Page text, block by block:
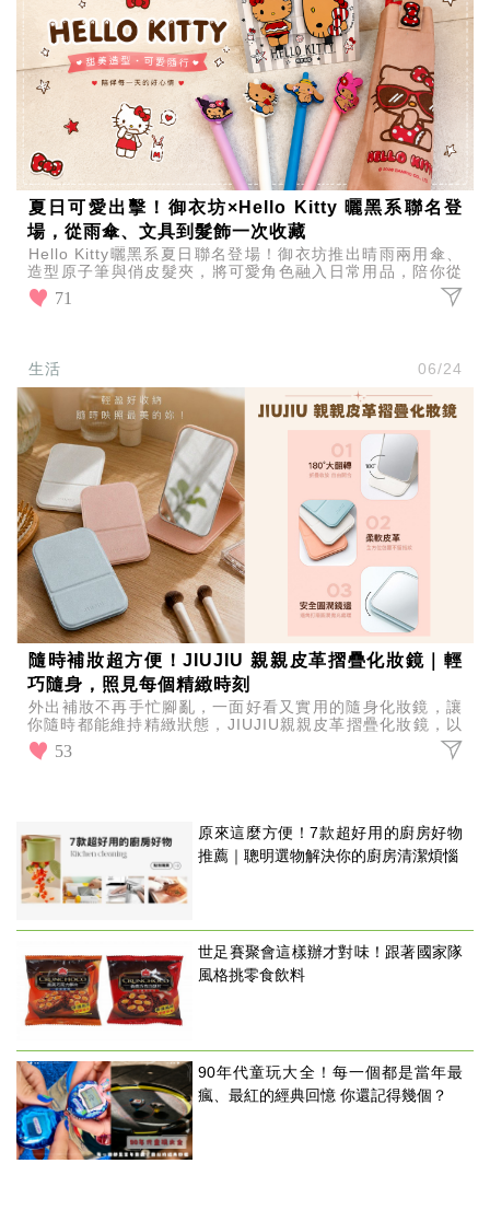
夏日可愛出擊！御衣坊×Hello Kitty 曬黑系聯名登
場，從雨傘、文具到髮飾一次收藏
Hello Kitty曬黑系夏日聯名登場！御衣坊推出晴雨兩用傘、
造型原子筆與俏皮髮夾，將可愛角色融入日常用品，陪你從
外出遮陽、工作學習到造型搭配，打造充滿少女心
71
生活 06/24
隨時補妝超方便！JIUJIU 親親皮革摺疊化妝鏡｜輕
巧隨身，照見每個精緻時刻
外出補妝不再手忙腳亂，一面好看又實用的隨身化妝鏡，讓
你隨時都能維持精緻狀態，JIUJIU親親皮革摺疊化妝鏡，以
輕巧設計結合質感外型，陪你照見每個細節。
53
原來這麼方便！7款超好用的廚房好物
推薦｜聰明選物解決你的廚房清潔煩惱
世足賽聚會這樣辦才對味！跟著國家隊
風格挑零食飲料
90年代童玩大全！每一個都是當年最
瘋、最紅的經典回憶 你還記得幾個？